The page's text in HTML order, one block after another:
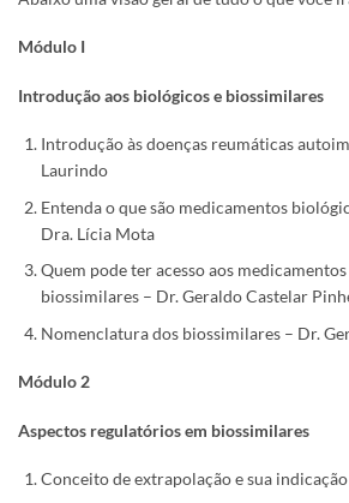
Módulo I
Introdução aos biológicos e biossimilares
Introdução às doenças reumáticas
Laurindo
Entenda o que são medicamentos
Dra. Lícia Mota
Quem pode ter acesso aos
biossimilares – Dr. Geraldo Castelar
Nomenclatura dos biossimilares – Dr.
Módulo 2
Aspectos regulatórios em biossimilares
Conceito de extrapolação e sua